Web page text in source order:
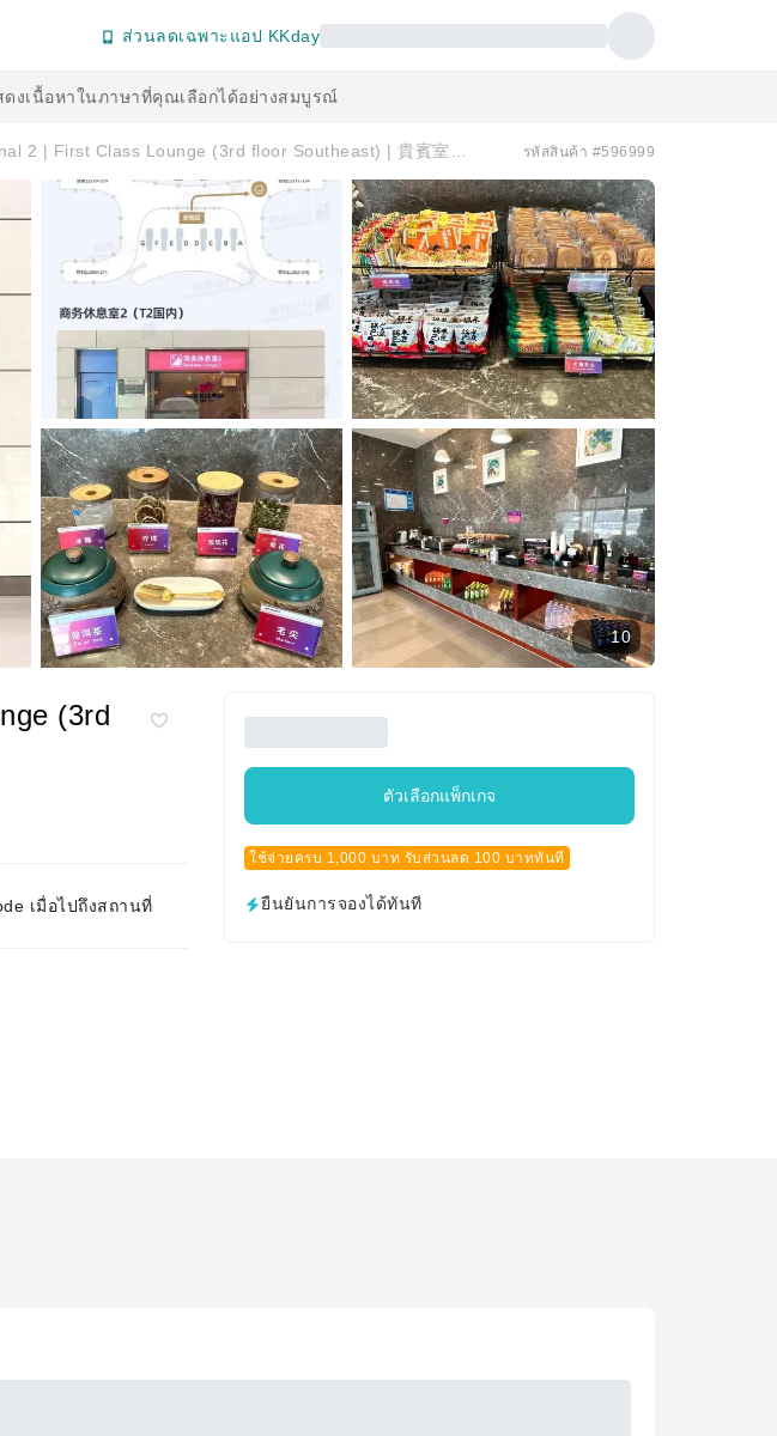
ส่วนลดเฉพาะแอป KKday
งเนื้อหาในภาษาที่คุณเลือกได้อย่างสมบูรณ์
รหัสสินค้า #596999
10
(3rd
เมื่อไปถึงสถานที่
ตัวเลือกแพ็กเกจ
ใช้จ่ายครบ 1,000 บาท รับส่วนลด 100 บาททันที
ยืนยันการจองได้ทันที